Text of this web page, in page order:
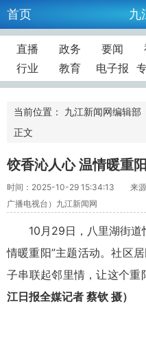
首页 九
直播 政务 要闻
行业
教育 电子报
当前位置： 九江新闻网编辑部
正文
饺香沁人心 温情暖重阳
时间：2025-10-29 15:34:13
来
广播电视台）九江新闻网
10月29日，八里湖街道
情暖重阳”主题活动。社区
子串联起邻里情，让这个重
江日报全媒记者 蔡钦 摄）